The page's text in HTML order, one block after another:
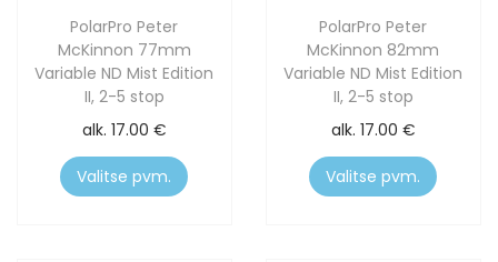
PolarPro Peter
McKinnon 77mm
Variable ND Mist Edition
II, 2-5 stop
alk. 17.00 €
Valitse pvm.
PolarPro Peter
McKinnon 82mm
Variable ND Mist Edition
II, 2-5 stop
alk. 17.00 €
Valitse pvm.